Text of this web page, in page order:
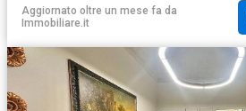
Aggiornato oltre un mese fa da
Immobiliare.it